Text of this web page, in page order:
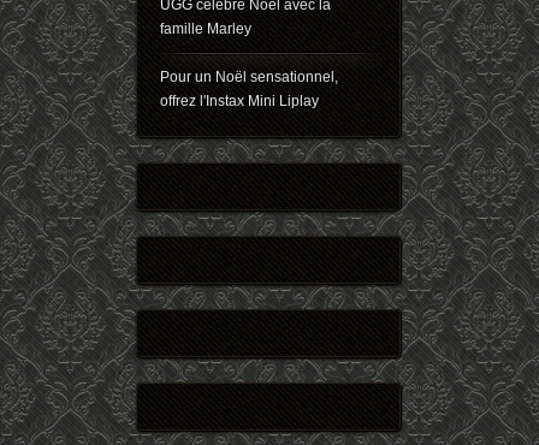
UGG célèbre Noël avec la
famille Marley
Pour un Noël sensationnel,
offrez l'Instax Mini Liplay